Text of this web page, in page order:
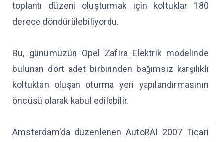
toplantı düzeni oluşturmak için koltuklar 180
derece döndürülebiliyordu.
Bu, günümüzün Opel Zafira Elektrik modelinde
bulunan dört adet birbirinden bağımsız karşılıklı
koltuktan oluşan oturma yeri yapılandırmasının
öncüsü olarak kabul edilebilir.
Amsterdam'da düzenlenen AutoRAI 2007 Ticari